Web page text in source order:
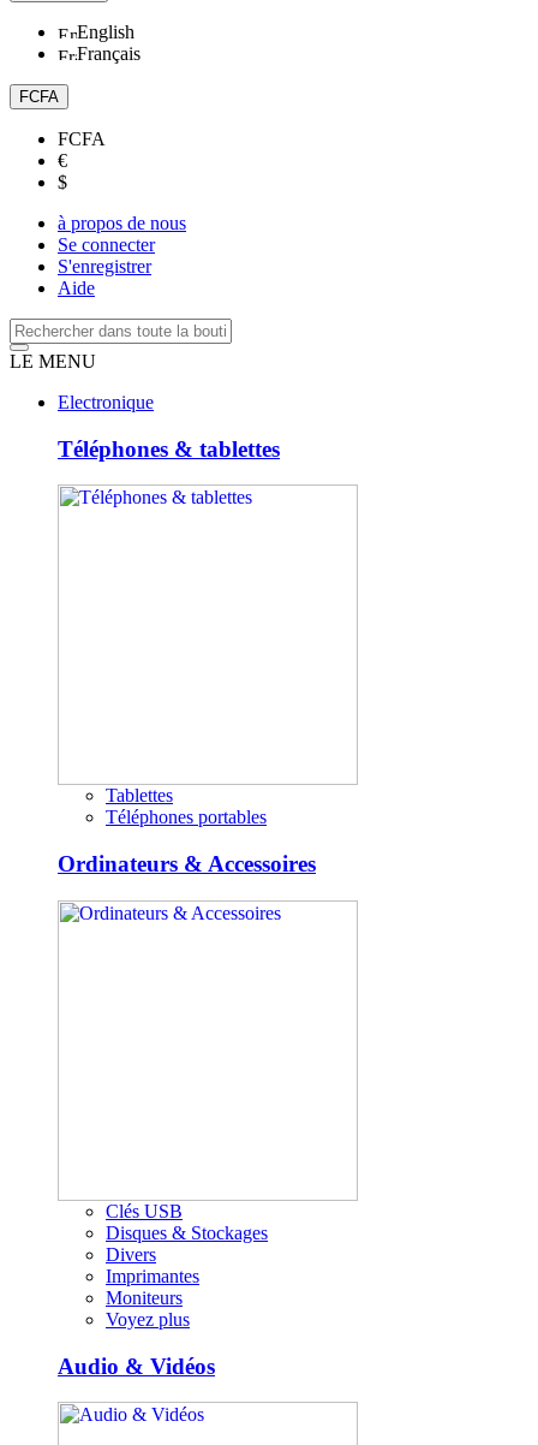
English
Français
FCFA
FCFA
€
$
à propos de nous
Se connecter
S'enregistrer
Aide
LE MENU
Electronique
Téléphones & tablettes
Tablettes
Téléphones portables
Ordinateurs & Accessoires
Clés USB
Disques & Stockages
Divers
Imprimantes
Moniteurs
Voyez plus
Audio & Vidéos